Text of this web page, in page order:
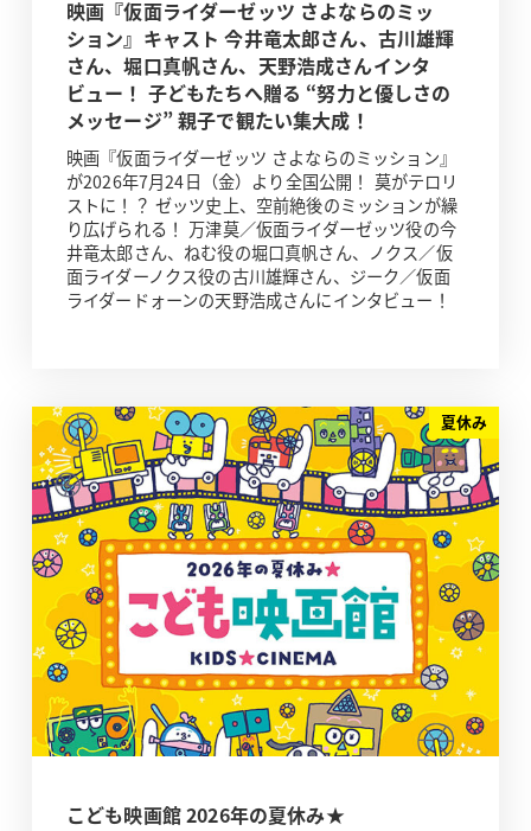
映画『仮面ライダーゼッツ さよならのミッ
ション』キャスト 今井竜太郎さん、古川雄輝
さん、堀口真帆さん、天野浩成さんインタ
ビュー！ 子どもたちへ贈る “努力と優しさの
メッセージ” 親子で観たい集大成！
映画『仮面ライダーゼッツ さよならのミッション』
が2026年7月24日（金）より全国公開！ 莫がテロリ
ストに！？ ゼッツ史上、空前絶後のミッションが繰
り広げられる！ 万津莫／仮面ライダーゼッツ役の今
井竜太郎さん、ねむ役の堀口真帆さん、ノクス／仮
面ライダーノクス役の古川雄輝さん、ジーク／仮面
ライダードォーンの天野浩成さんにインタビュー！
夏休み
こども映画館 2026年の夏休み★